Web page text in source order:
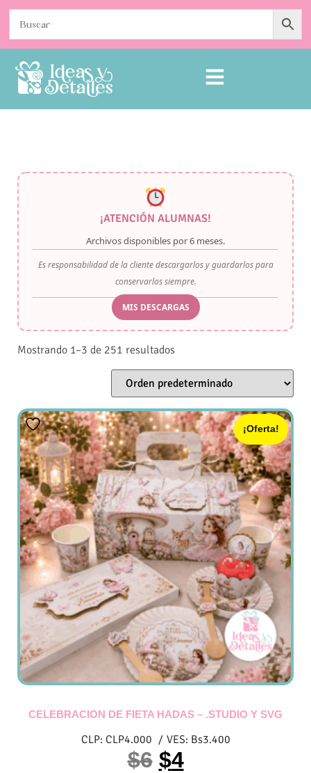
¡ATENCIÓN ALUMNAS!
Archivos disponibles por6 meses.
Es responsabilidad de la cliente descargarlos y guardarlos para
conservarlos siempre.
MIS DESCARGAS
Mostrando 1–3 de 251 resultados
¡Oferta!
CELEBRACION DE FIETA HADAS – .STUDIO Y SVG
CLP: CLP4.000 / VES: Bs3.400
$6 $4